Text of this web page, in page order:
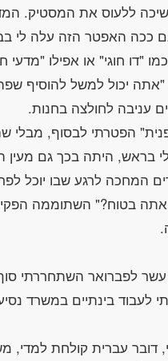
ללעוס את המסטיק.
ככה האפטר הזה עלה לי
"דו חוגי" או אפילו
יכול למשל להוסיף
הפטרתי לבסוף, מבלי
בראש, היתה בכך גם מעין
אתה בטוח?" השתוממה
לפברואר השתחררתי
דובר עברית קולחת